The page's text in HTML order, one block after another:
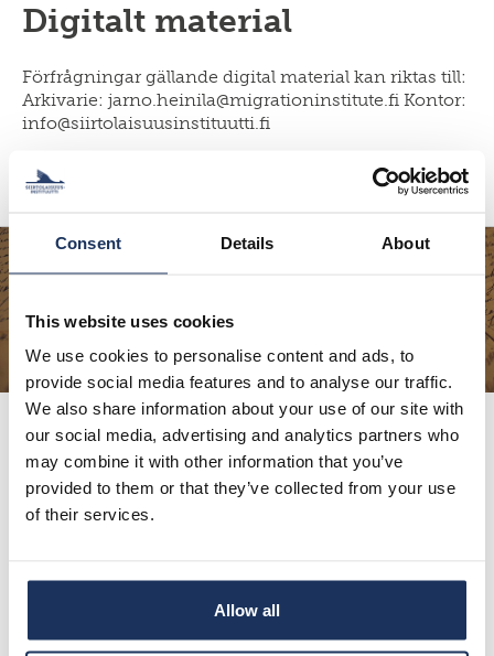
Consent Details About
This website uses cookies
We use cookies to personalise content and ads, to
provide social media features and to analyse our traffic.
We also share information about your use of our site with
our social media, advertising and analytics partners who
may combine it with other information that you’ve
provided to them or that they’ve collected from your use
of their services.
Allow all
Digitalt material
Förfrågningar gällande digital material kan riktas till:
Arkivarie: jarno.heinila@migrationinstitute.fi Kontor:
info@siirtolaisuusinstituutti.fi
Läs mer
Arkiv
Migrationsinstitutets arkiv består av
Migrationssamlingarna och institutets eget arkiv. I
utlandsfinländare och…
Läs mer